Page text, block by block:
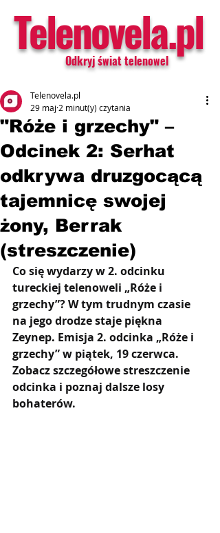
Telenovela.pl
Odkryj świat telenowel
"Róże i grzechy" –
Odcinek 2: Serhat
odkrywa druzgocącą
tajemnicę swojej
żony, Berrak
(streszczenie)
Telenovela.pl
29 maj 2 minut(y) czytania
Co się wydarzy w 2. odcinku
tureckiej telenoweli „Róże i
grzechy”? W tym trudnym czasie
na jego drodze staje piękna
Zeynep. Emisja 2. odcinka „Róże i
grzechy” w piątek, 19 czerwca.
Zobacz szczegółowe streszczenie
odcinka i poznaj dalsze losy
bohaterów.